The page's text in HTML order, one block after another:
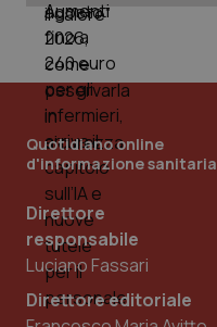
Quotidiano online
d'informazione sanitaria
Direttore
responsabile
Luciano Fassari
Direttore editoriale
PHPSESSID